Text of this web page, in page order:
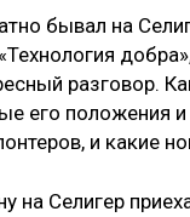
бывал на
разговор.
его положения
и какие
на Селигер